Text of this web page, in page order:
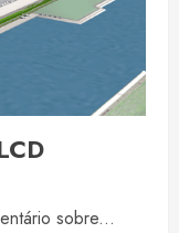
sobre...